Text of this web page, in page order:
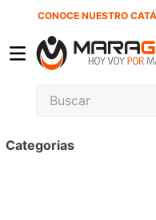
CONOCE NUESTRO
Buscar
Categorias